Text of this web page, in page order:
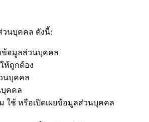
นบุคคล ดังนี้:
ข้อมูลส่วนบุคคล
ห้ถูกต้อง
นบุคคล
บุคคล
ใช้ หรือเปิดเผยข้อมูลส่วนบุคคล